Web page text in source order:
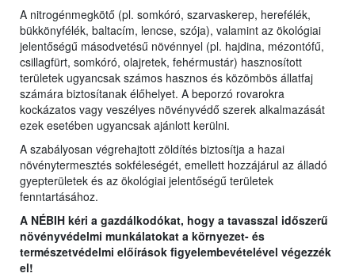
A nitrogénmegkötő (pl. somkóró, szarvaskerep, herefélék,
bükkönyfélék, baltacím, lencse, szója), valamint az ökológiai
jelentőségű másodvetésű növénnyel (pl. hajdina, mézontófű,
csillagfürt, somkóró, olajretek, fehérmustár) hasznosított
területek ugyancsak számos hasznos és közömbös állatfaj
számára biztosítanak élőhelyet. A beporzó rovarokra
kockázatos vagy veszélyes növényvédő szerek alkalmazását
ezek esetében ugyancsak ajánlott kerülni.
A szabályosan végrehajtott zöldítés biztosítja a hazai
növénytermesztés sokféleségét, emellett hozzájárul az álladó
gyepterületek és az ökológiai jelentőségű területek
fenntartásához.
A NÉBIH kéri a gazdálkodókat, hogy a tavasszal időszerű
növényvédelmi munkálatokat a környezet- és
természetvédelmi előírások figyelembevételével végezzék
el!